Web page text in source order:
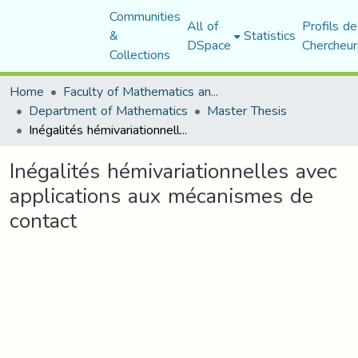
Communities
&
Collections
All of
DSpace Statistics Profils
Home
Faculty of Mathematics and Computer Science
Department of Mathematics Master Thesis
Inégalités hémivariationnelles avec applications aux mécanismes de contact
Inégalités hémivariationnelles avec
applications aux mécanismes de
contact